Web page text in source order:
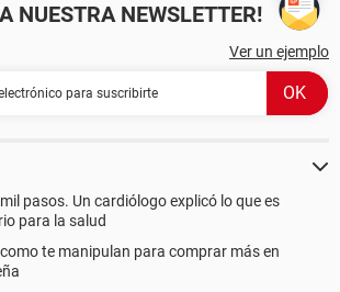
NUESTRA NEWSLETTER!
Ver un ejemplo
pasos. Un cardiólogo explicó lo que es
para la salud
como te manipulan para comprar más en